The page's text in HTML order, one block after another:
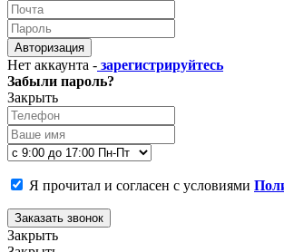
Авторизация
Нет аккаунта - зарегистрируйтесь
Забыли пароль?
Закрыть
Я прочитал и согласен с условиями
Заказать звонок
Закрыть